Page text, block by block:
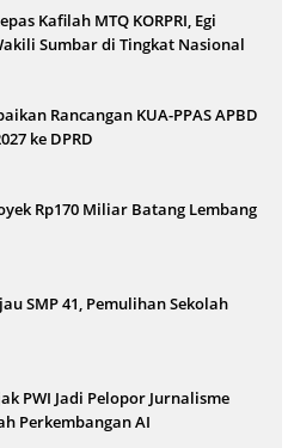
Kafilah MTQ KORPRI, Egi
Sumbar di Tingkat Nasional
Rancangan KUA-PPAS APBD
ke DPRD
Rp170 Miliar Batang Lembang
SMP 41, Pemulihan Sekolah
PWI Jadi Pelopor Jurnalisme
Perkembangan AI